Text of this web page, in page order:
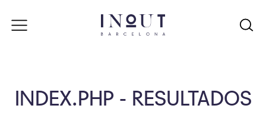
INDEX.PHP - RESULTADOS